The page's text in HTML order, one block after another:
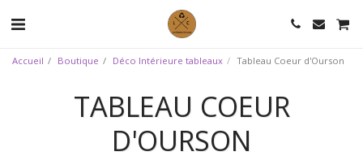
Accueil Boutique Déco Intérieure tableaux Tableau Coeur d'Ourson
TABLEAU COEUR
D'OURSON